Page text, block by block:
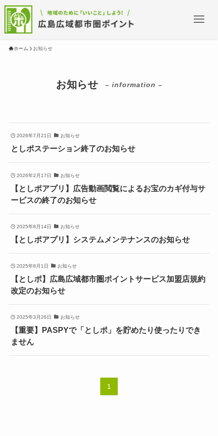
ホーム お知らせ
お知らせ – information –
2026年7月21日 お知らせ
としポステーション終了のお知らせ
2026年2月17日 お知らせ
【としポアプリ】広告動画閲覧によるお宝のカギ付与サ
ービスの終了のお知らせ
2025年8月14日 お知らせ
【としポアプリ】システムメンテナンスのお知らせ
2025年8月1日 お知らせ
【としポ】広島広域都市圏ポイントサービス加盟店規約
改定のお知らせ
2025年3月26日 お知らせ
【重要】PASPYで「としポ」を貯めたり使ったりでき
ません
1